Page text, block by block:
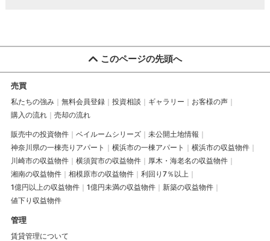
このページの先頭へ
売買
私たちの強み 無料会員登録 投資相談 ギャラリー
お客様の声
購入の流れ
売却の流れ
販売中の投資物件 ベイルームシリーズ
未公開土地情報
神奈川県の一棟売りアパート
横浜市の一棟アパート
横浜市の収益物件
川崎市の収益物件
横須賀市の収益物件
厚木・海老名の収益物件
湘南の収益物件
相模原市の収益物件
利回り7％以上
1億円以上の収益物件
1億円未満の収益物件
新築の収益物件
値下り収益物件
管理
賃貸管理について